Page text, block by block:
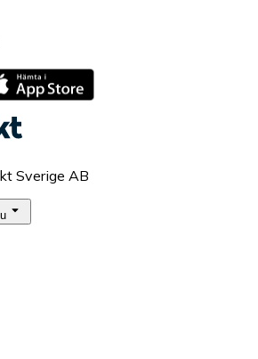
Sverige AB